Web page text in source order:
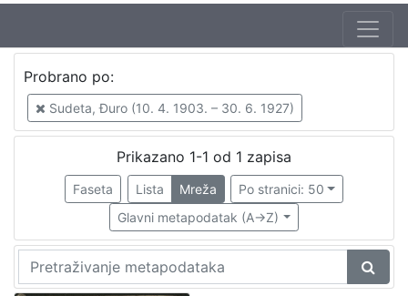
Probrano po:
Sudeta, Đuro (10. 4. 1903. – 30. 6. 1927)
Prikazano 1-1 od 1 zapisa
Faseta Lista Mreža
Po stranici: 50
Glavni metapodatak (A->Z)